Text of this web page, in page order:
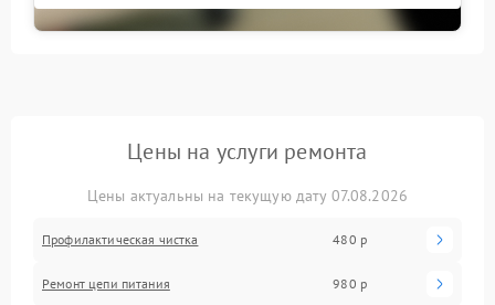
Цены на услуги ремонта
Цены актуальны на текущую дату 07.08.2026
Профилактическая чистка 480 р
Ремонт цепи питания 980 р